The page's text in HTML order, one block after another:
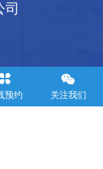
浙江商会大厦24层
预约 关注我们